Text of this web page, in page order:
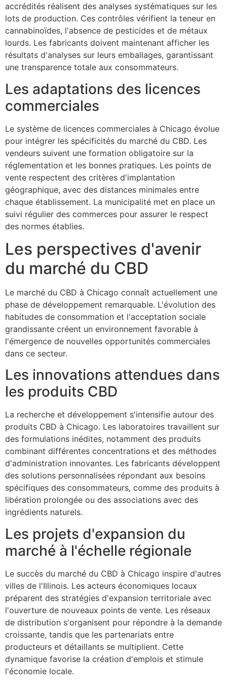
accrédités réalisent des analyses systématiques sur les
lots de production. Ces contrôles vérifient la teneur en
cannabinoïdes, l'absence de pesticides et de métaux
lourds. Les fabricants doivent maintenant afficher les
résultats d'analyses sur leurs emballages, garantissant
une transparence totale aux consommateurs.
Les adaptations des licences
commerciales
Le système de licences commerciales à Chicago évolue
pour intégrer les spécificités du marché du CBD. Les
vendeurs suivent une formation obligatoire sur la
réglementation et les bonnes pratiques. Les points de
vente respectent des critères d'implantation
géographique, avec des distances minimales entre
chaque établissement. La municipalité met en place un
suivi régulier des commerces pour assurer le respect
des normes établies.
Les perspectives d'avenir
du marché du CBD
Le marché du CBD à Chicago connaît actuellement une
phase de développement remarquable. L'évolution des
habitudes de consommation et l'acceptation sociale
grandissante créent un environnement favorable à
l'émergence de nouvelles opportunités commerciales
dans ce secteur.
Les innovations attendues dans
les produits CBD
La recherche et développement s'intensifie autour des
produits CBD à Chicago. Les laboratoires travaillent sur
des formulations inédites, notamment des produits
combinant différentes concentrations et des méthodes
d'administration innovantes. Les fabricants développent
des solutions personnalisées répondant aux besoins
spécifiques des consommateurs, comme des produits à
libération prolongée ou des associations avec des
ingrédients naturels.
Les projets d'expansion du
marché à l'échelle régionale
Le succès du marché du CBD à Chicago inspire d'autres
villes de l'Illinois. Les acteurs économiques locaux
préparent des stratégies d'expansion territoriale avec
l'ouverture de nouveaux points de vente. Les réseaux
de distribution s'organisent pour répondre à la demande
croissante, tandis que les partenariats entre
producteurs et détaillants se multiplient. Cette
dynamique favorise la création d'emplois et stimule
l'économie locale.